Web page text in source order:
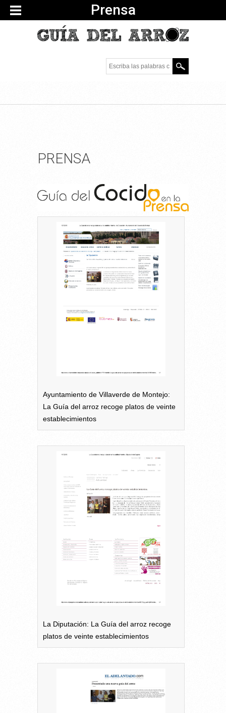
Prensa
Escriba las palabras
clave.
PRENSA
Ayuntamiento de Villaverde de Montejo:
La Guía del arroz recoge platos de veinte
establecimientos
La Diputación: La Guía del arroz recoge
platos de veinte establecimientos